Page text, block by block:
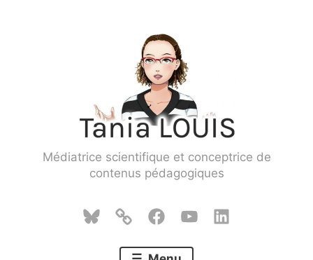
Médiatrice scientifique et conceptrice de
contenus pédagogiques
BlueskyMastodon
Facebook
YouTubeLinkedIn